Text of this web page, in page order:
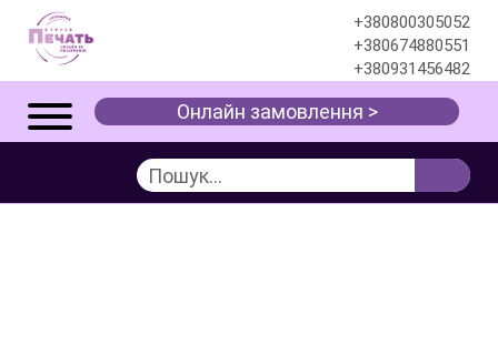
+380800305052
+380674880551
+380931456482
Онлайн замовлення >